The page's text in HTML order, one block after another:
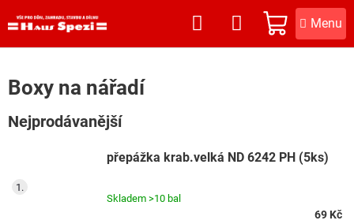
na
NÁKUPNÍ
KOŠÍK
Boxy na nářadí
Nejprodávanější
přepážka krab.velká ND 6242 PH (5ks)
Skladem >10 bal
69 Kč